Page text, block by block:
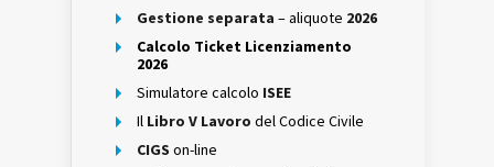
Gestione separata – aliquote 2026
Calcolo Ticket Licenziamento
2026
Simulatore calcolo ISEE
Il Libro V Lavoro del Codice Civile
CIGS on-line